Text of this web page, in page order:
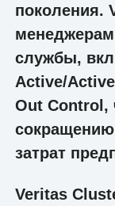
поколения.
службы,
Active/
Out Control,
затрат
Veritas